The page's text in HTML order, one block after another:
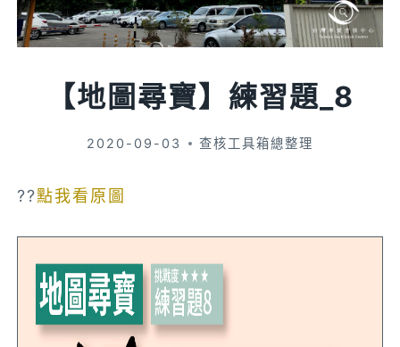
【地圖尋寶】練習題_8
2020-09-03 查核工具箱總整理
??點我看原圖